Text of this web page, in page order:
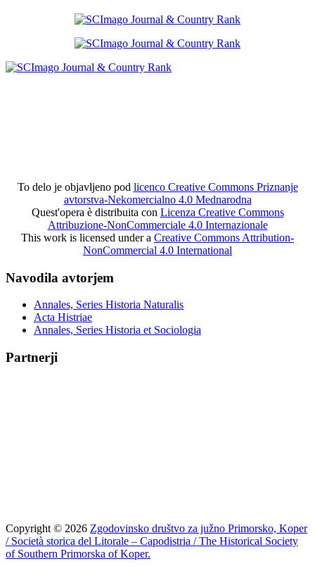
To delo je objavljeno pod licenco Creative Commons Priznanje
avtorstva-Nekomercialno 4.0 Mednarodna
Quest'opera è distribuita con Licenza Creative Commons
Attribuzione-NonCommerciale 4.0 Internazionale
This work is licensed under a Creative Commons Attribution-
NonCommercial 4.0 International
Navodila avtorjem
Annales, Series Historia Naturalis
Acta Histriae
Annales, Series Historia et Sociologia
Partnerji
Copyright © 2026 Zgodovinsko društvo za južno Primorsko, Koper
/ Società storica del Litorale – Capodistria / The Historical Society
of Southern Primorska of Koper.